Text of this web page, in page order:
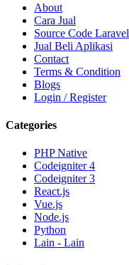
About
Cara Jual
Source Code Laravel
Jual Beli Aplikasi
Contact
Terms & Condition
Blogs
Login / Register
Categories
PHP Native
Codeigniter 4
Codeigniter 3
React.js
Vue.js
Node.js
Python
Lain - Lain